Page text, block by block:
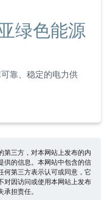
绿色能源
靠、稳定的电力供
第三方，对本网站上发布的内
供的信息。本网站中包含的信
何第三方表示认可或同意，它
对因访问或使用本网站上发布
担责任。